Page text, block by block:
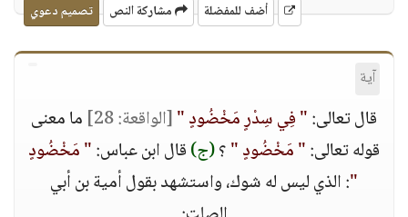
أضف للمفضلة مشاركة النص تصميم دعوي
آية
قال تعالى:" فِي سِدْرٍ مَخْضُودٍ "[الواقعة: 28]
ما معنى
قوله تعالى:" مَخْضُودٍ "؟(ج)قال ابن عباس:" مَخْضُودٍ
": الذي ليس له شوك، واستشهد بقول أمية بن أبي